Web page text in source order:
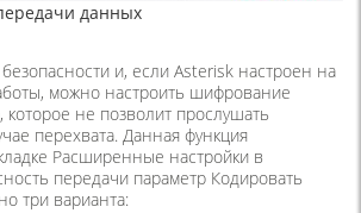
данных
и, если Asterisk настроен на
можно настроить шифрование
которое не позволит прослушать
перехвата. Данная функция
Расширенные настройки в
передачи параметр Кодировать
три варианта: